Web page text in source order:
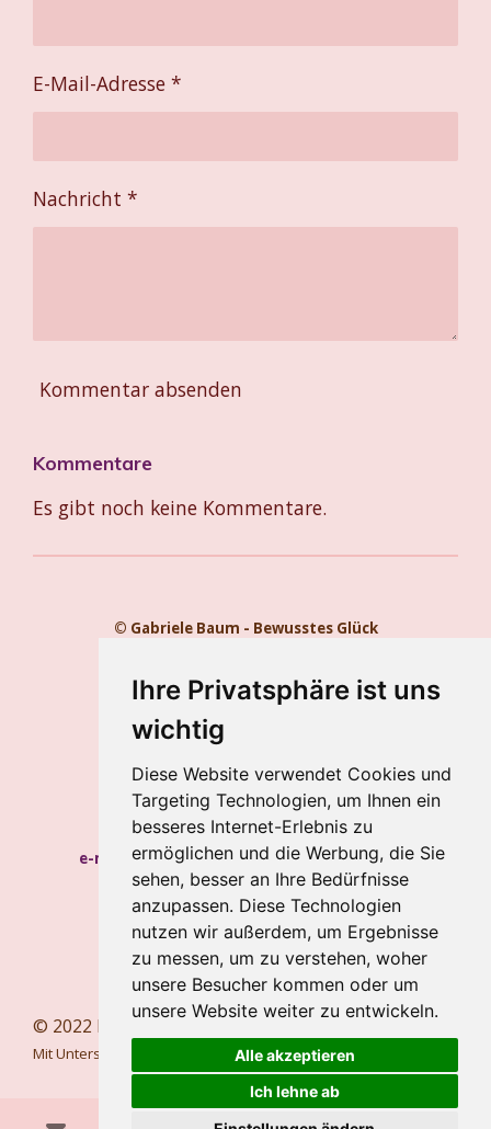
Ihre Privatsphäre ist uns
wichtig
Diese Website verwendet Cookies und
Targeting Technologien, um Ihnen ein
besseres Internet-Erlebnis zu
ermöglichen und die Werbung, die Sie
sehen, besser an Ihre Bedürfnisse
anzupassen. Diese Technologien
nutzen wir außerdem, um Ergebnisse
zu messen, um zu verstehen, woher
unsere Besucher kommen oder um
unsere Website weiter zu entwickeln.
Alle akzeptieren
Ich lehne ab
E-Mail-Adresse *
Nachricht *
Kommentar absenden
Kommentare
Es gibt noch keine Kommentare.
© Gabriele Baum - Bewusstes Glück
Datenschutz
Gabriele Baum
Wilhelmstraße 34, 56112 Lahnstein
Handy: +49 157 8450 2773
e-mail:hypnosecoaching.baum@gmail.com
Meine Blogs
Newsletter
Newsletter abbestellen
© 2022 bewusstesglueck.com
Mit Unterstützung von Webador